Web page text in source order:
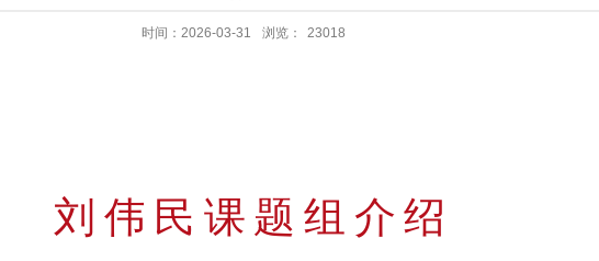
时间：2026-03-31 浏览： 23018
刘伟民课题组介绍